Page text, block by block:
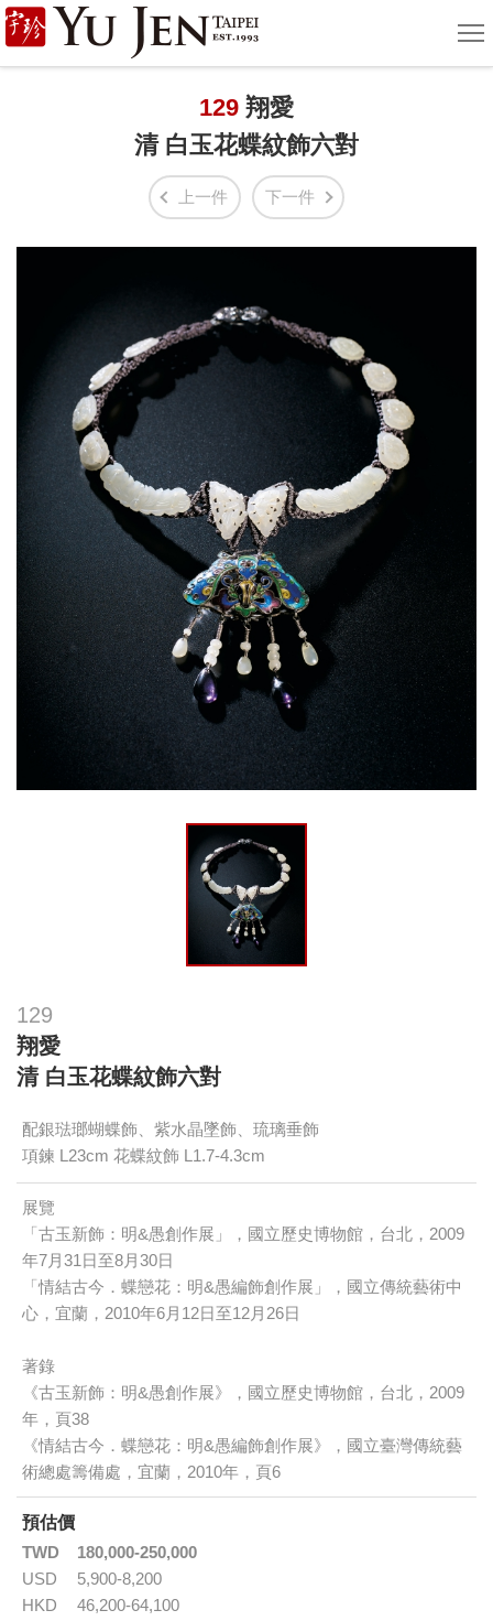
宇
珍
術
Jen
Taipei
單
129 翔愛
清 白玉花蝶紋飾六對
上一件 下一件
129
翔愛
清 白玉花蝶紋飾六對
配銀琺瑯蝴蝶飾、紫水晶墜飾、琉璃垂飾
項鍊 L23cm 花蝶紋飾 L1.7-4.3cm
展覽
「古玉新飾：明&愚創作展」，國立歷史博物館，台北，2009
年7月31日至8月30日
「情結古今．蝶戀花：明&愚編飾創作展」，國立傳統藝術中
心，宜蘭，2010年6月12日至12月26日
著錄
《古玉新飾：明&愚創作展》，國立歷史博物館，台北，2009
年，頁38
《情結古今．蝶戀花：明&愚編飾創作展》，國立臺灣傳統藝
術總處籌備處，宜蘭，2010年，頁6
預估價
TWD
180,000-250,000
USD
5,900-8,200
HKD
46,200-64,100